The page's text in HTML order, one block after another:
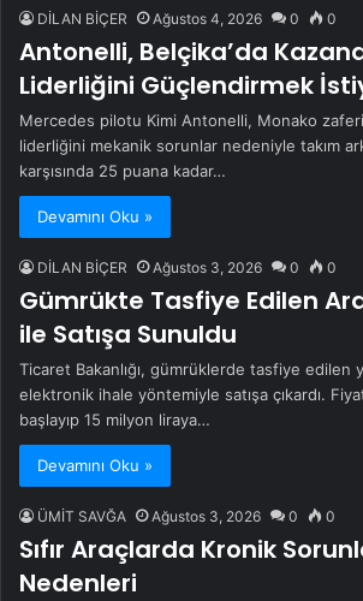
DİLAN BİÇER Ağustos 4, 2026 0 0
Antonelli, Belçika’da
Liderliğini Güçlendirmek
Mercedes pilotu Kimi Antonelli, Monako
liderliğini mekanik sorunlar nedeniyle takım
karşısında 25 puana kadar…
Devamını Oku »
DİLAN BİÇER Ağustos 3, 2026 0 0
Gümrükte Tasfiye Edilen
ile Satışa Sunuldu
Ticaret Bakanlığı, gümrüklerde tasfiye edilen
elektronik ihale yöntemiyle satışa çıkardı.
başlayıp 15 milyon liraya…
Devamını Oku »
ÜMİT SAVĞA Ağustos 3, 2026 0 0
Sıfır Araçlarda Kronik
Nedenleri